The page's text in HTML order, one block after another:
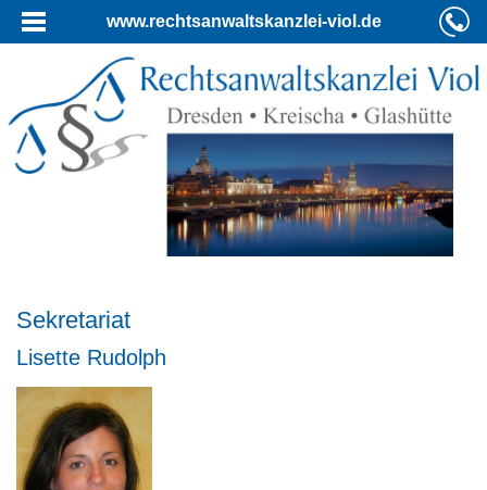
www.rechtsanwaltskanzlei-viol.de
Sekretariat
Lisette Rudolph